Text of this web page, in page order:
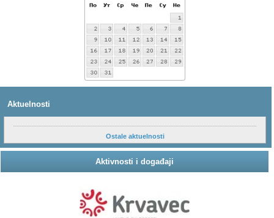
Aktuelnosti
Ostale aktuelnosti
Aktivnosti i događaji